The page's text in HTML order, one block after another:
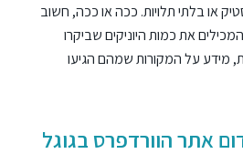
או בלתי תלויות. ככה או ככה, חשוב
את כמות היוניקים שביקרו
מידע על המקורות שמהם הגיעו
אתר הוורדפרס בגוגל